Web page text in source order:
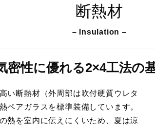
断熱材
– Insulation –
密性に優れる2×4工法の
い断熱材（外周部は吹付硬質ウレタ
ペアガラスを標準装備しています。
熱を室内に伝えにくいため、夏は涼